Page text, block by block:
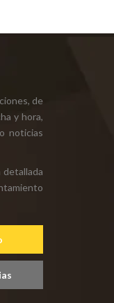
de
y hora,
noticias
detallada